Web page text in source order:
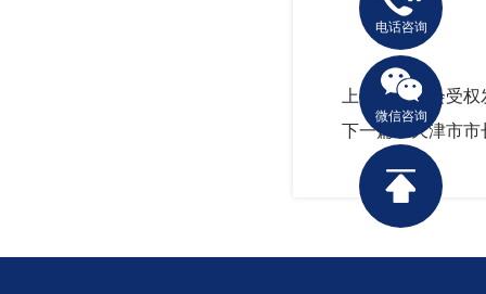
上一篇：两会受
下一篇：天津市
电话咨询
微信咨询